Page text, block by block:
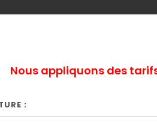
Nous appliquons des
: